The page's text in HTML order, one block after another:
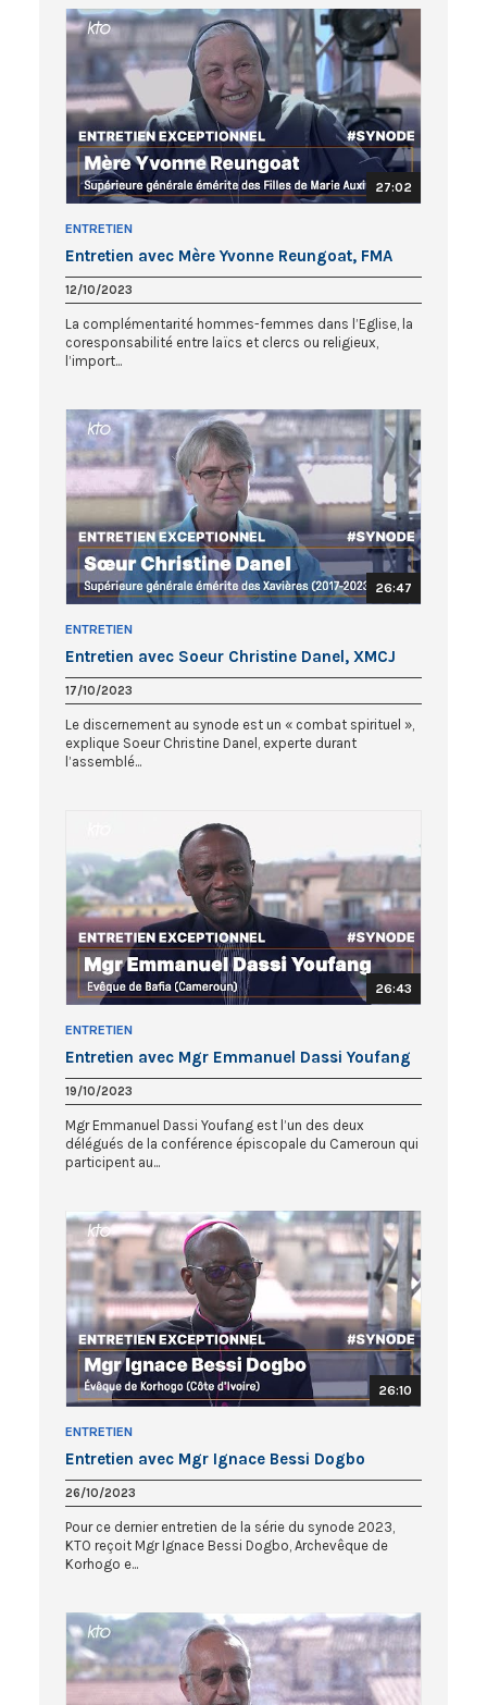
27:02
ENTRETIEN
Entretien avec Mère Yvonne Reungoat, FMA
12/10/2023
La complémentarité hommes-femmes dans l’Eglise, la
coresponsabilité entre laïcs et clercs ou religieux,
l’import...
26:47
ENTRETIEN
Entretien avec Soeur Christine Danel, XMCJ
17/10/2023
Le discernement au synode est un « combat spirituel »,
explique Soeur Christine Danel, experte durant
l’assemblé...
26:43
ENTRETIEN
Entretien avec Mgr Emmanuel Dassi Youfang
19/10/2023
Mgr Emmanuel Dassi Youfang est l’un des deux
délégués de la conférence épiscopale du Cameroun qui
participent au...
26:10
ENTRETIEN
Entretien avec Mgr Ignace Bessi Dogbo
26/10/2023
Pour ce dernier entretien de la série du synode 2023,
KTO reçoit Mgr Ignace Bessi Dogbo, Archevêque de
Korhogo e...